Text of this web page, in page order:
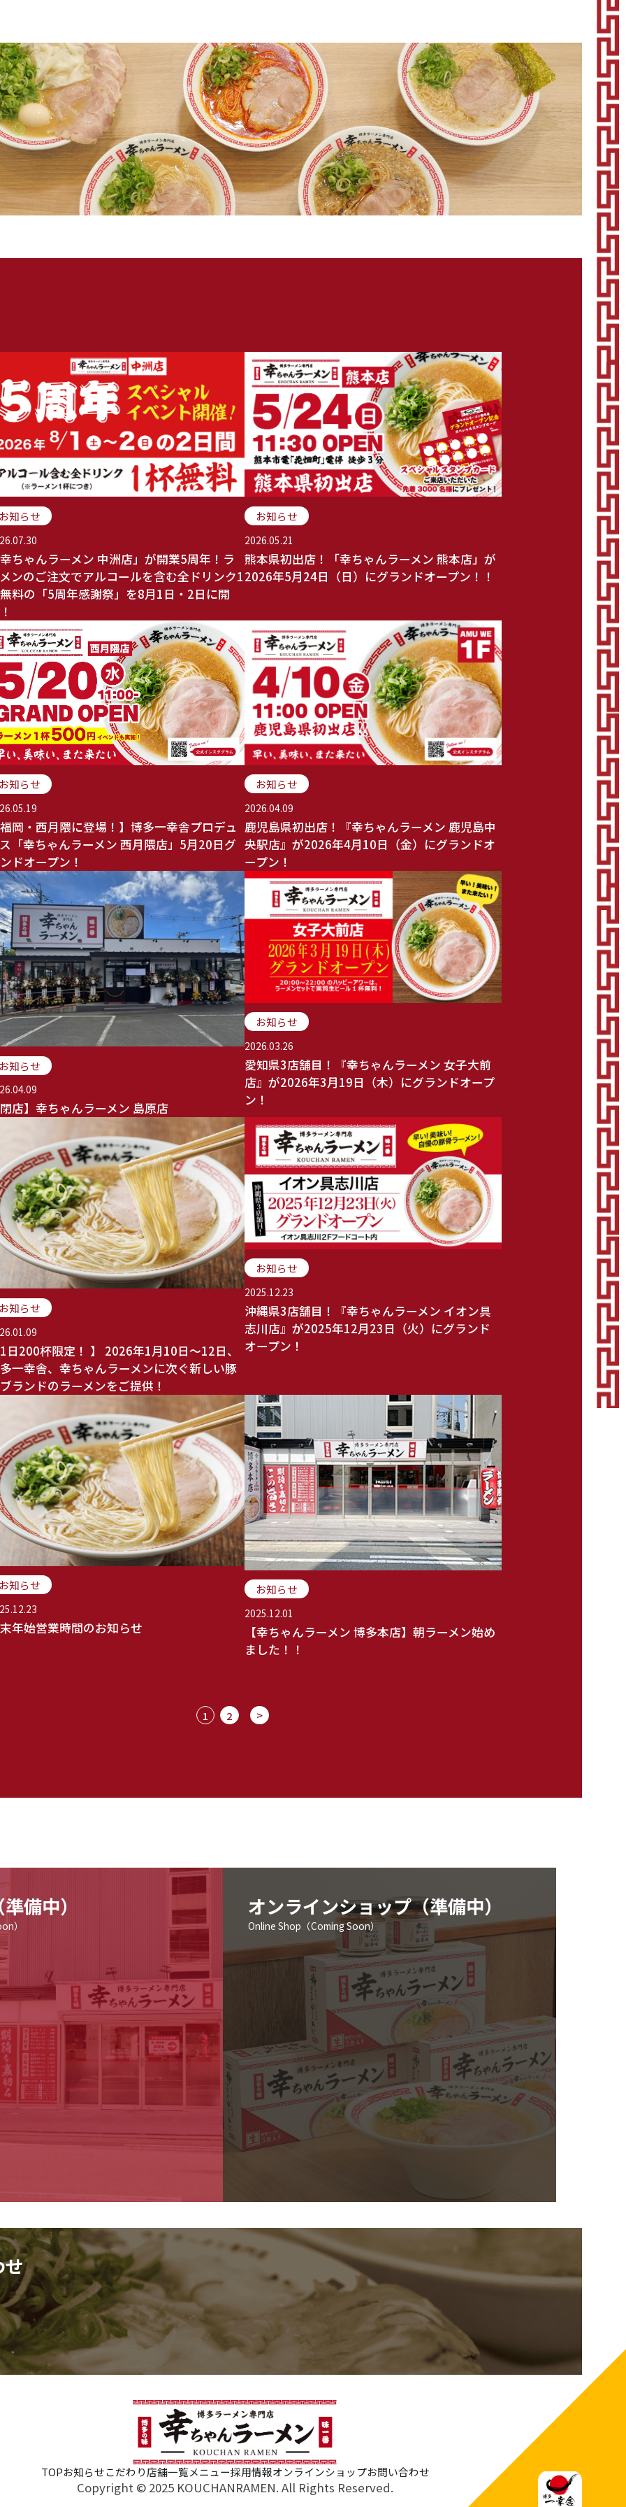
知らせ
ちゃんラーメン 中洲店」が開業5周年！ラ
ンのご注文でアルコールを含む全ドリンク1
料の「5周年感謝祭」を8月1日・2日に開
お知らせ
2026.05.21
熊本県初出店！「幸ちゃんラーメン 熊本店」が
2026年5月24日（日）にグランドオープン！！
知らせ
岡・西月隈に登場！】博多一幸舎プロデュ
「幸ちゃんラーメン 西月隈店」5月20日グ
ドオープン！
お知らせ
2026.04.09
鹿児島県初出店！『幸ちゃんラーメン 鹿児島中
央駅店』が2026年4月10日（金）にグランドオ
ープン！
知らせ
店】幸ちゃんラーメン 島原店
お知らせ
2026.03.26
愛知県3店舗目！『幸ちゃんラーメン 女子大前
店』が2026年3月19日（木）にグランドオープ
ン！
知らせ
日200杯限定！ 】 2026年1月10日〜12日、
一幸舎、幸ちゃんラーメンに次ぐ新しい豚
ランドのラーメンをご提供！
お知らせ
2025.12.23
沖縄県3店舗目！『幸ちゃんラーメン イオン具
志川店』が2025年12月23日（火）にグランド
オープン！
知らせ
年始営業時間のお知らせ
お知らせ
2025.12.01
【幸ちゃんラーメン 博多本店】朝ラーメン始め
ました！！
1 2 >
備中）
）
オンラインショップ（準備中）
Online Shop（Coming Soon）
せ
TOPお知らせこだわり店舗一覧メニュー採用情報オンラインショップお問い合わせ
Copyright © 2025 KOUCHANRAMEN. All Rights Reserved.